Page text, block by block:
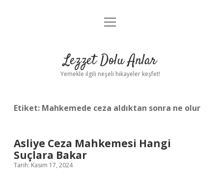
Anasayfa
Yasal Uyarı
menüyü
Lezzet Dolu Anlar
Yemekle ilgili neşeli hikayeler keşfet!
Etiket: Mahkemede ceza aldıktan sonra ne olur
Asliye Ceza Mahkemesi Hangi
Suçlara Bakar
Tarih: Kasım 17, 2024